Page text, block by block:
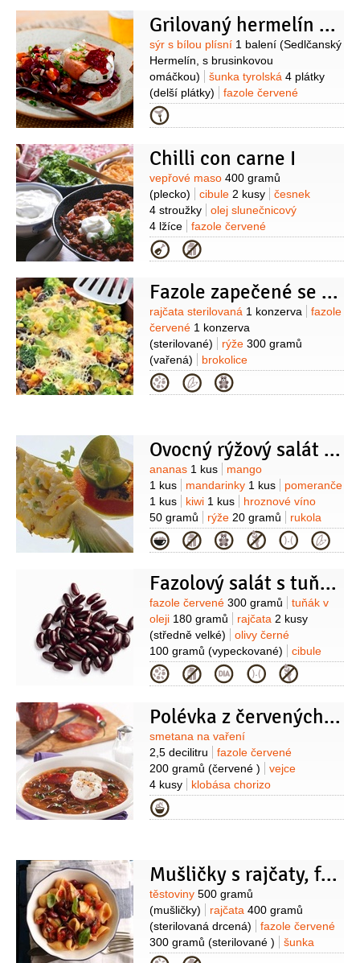
(mleté)
Grilovaný hermelín s pikantními fazolemi
Suroviny
sýr s bílou plísní 1 balení (Sedlčanský
Hermelín, s brusinkovou
omáčkou)
šunka tyrolská 4 plátky
(delší plátky)
fazole červené
2 plechovky
2 stroužky
paprička chilli červená
2 kusy
pepř černý(mletý)
Kategorie
Chilli con carne I
Suroviny
vepřové maso 400 gramů
(plecko)
cibule 2 kusy
česnek
4 stroužky
olej slunečnicový
4 lžíce
fazole červené
2 konzervy
(loupaná, velká konzerva)
paprika
chuti)
sůl
Kategorie
Fazole zapečené se zeleninou
Suroviny
rajčata sterilovaná 1 konzerva
fazole
červené 1 konzerva
(sterilované)
rýže 300 gramů
(vařená)
brokolice
1/2kusu kukuřice
(mražená)
cibule1 kus
celer
1 kus
rozinky 1 hrst
Kategorie
Ovocný rýžový salát Lisy Kudrow
Suroviny
ananas 1 kus
mango
1 kus
mandarinky 1 kus
pomeranče
1 kus
kiwi 1 kus
hroznové víno
50 gramů
rýže 20 gramů
rukola
20 gramů
fazole červené20 gramů
Kategorie
Fazolový salát s tuňákem
Suroviny
fazole červené 300 gramů
tuňák v
oleji 180 gramů rajčata 2 kusy
(středně velké)
olivy černé
100 gramů (vypeckované)
cibule
červená1 kus
paprika žlutá
1 kus
česnek2 stroužky
olej olivový
(plochá, krájená)
Kategorie
Polévka z červených fazolí
Suroviny
smetana na vaření
2,5 decilitru
fazole červené
200 gramů (červené )
vejce
4 kusy
klobása chorizo
100 gramů
kořenová1 kus
brambory
Kategorie
Mušličky s rajčaty, fazolemi a chilli
Suroviny
těstoviny 500 gramů
(mušličky)
rajčata 400 gramů
(sterilovaná drcená)
fazole červené
300 gramů (sterilované )
šunka
parmská4 plátky